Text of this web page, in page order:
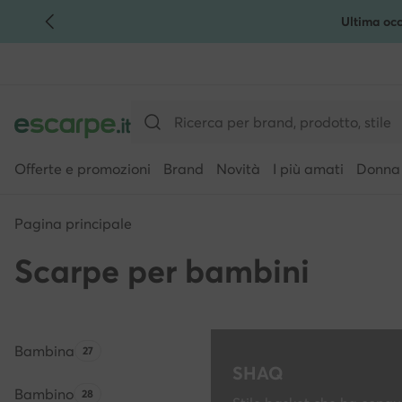
VAI AL CONTENUTO PRINCIPALE Ultima
Offerte e promozioni Brand Novità I più amati Donna
Pagina principale
Scarpe per bambini
Bambina Quantità di prodotti:
27
BambinoQuantità di prodotti:
28
SHAQ